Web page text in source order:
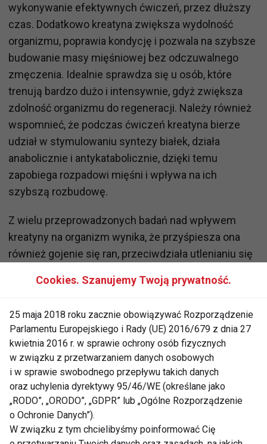
wykonywanie efektywnych ćwiczeń, przez dłuższy
czas. Dodatkowo kreatyna zwiększa wydolność
organizmu, poprawia kondycję i pozwala na szybsze
budowanie masy mięśniowej bez odczuwalnego
zmęczenia. Idealnie sprawdza się u osób, które
trenują bardzo dużo i intensywnie, gdyż zwiększa
zdolność organizmu do regeneracji. Należy również
wspomnieć, że podczas ćwiczeń kreatyna bierze
udział w stymulowaniu syntezy białek, działa
anabolicznie i antykatabolicznie, dzięki temu
zapobiega rozpadowi mięśni i wpływa na ich
szybszą rozbudowę.
Z wielu przeprowadzonych badań nad wpływem
kreatyny na organizm wynika, że przyśpiesza ona
również gojenie się ran, przeciwdziała utlenianiu się
oksydacyjnym. Dzięki temu jest związkiem
sportowca.
Jakie są rodzaje kreatyny?
Jednym z najpowszechniejszych i najstarszych
rodzajów kreatyny jest monohydrat kreatyny. Jest
jedną z najlepiej przebadanych postaci tego
związku. Składa się z kreatyny i wody, dodatkowo
Cookies. Szanujemy Twoją prywatność.
25 maja 2018 roku zacznie obowiązywać Rozporządzenie
Parlamentu Europejskiego i Rady (UE) 2016/679 z dnia 27
kwietnia 2016 r. w sprawie ochrony osób fizycznych
w związku z przetwarzaniem danych osobowych
i w sprawie swobodnego przepływu takich danych
oraz uchylenia dyrektywy 95/46/WE (określane jako
„RODO”, „ORODO”, „GDPR” lub „Ogólne Rozporządzenie
o Ochronie Danych”).
W związku z tym chcielibyśmy poinformować Cię